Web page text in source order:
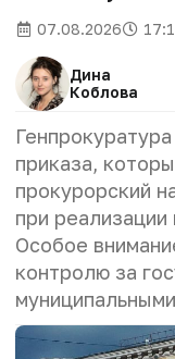
07.08.2026
Дина
Коблова
приказа,
прокурорский
при
Особое
контролю за